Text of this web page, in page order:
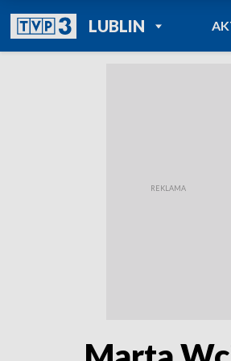
LUBLINPOWRÓT DO
TVP REGIONY